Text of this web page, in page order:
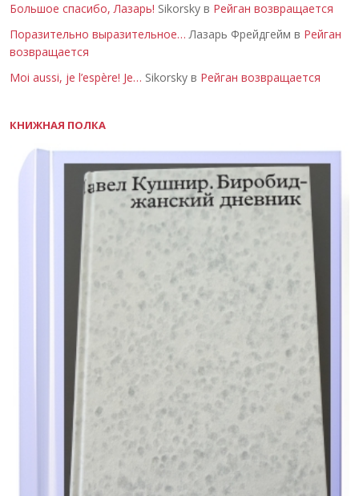
Большое спасибо, Лазарь! Sikorsky в Рейган возвращается
Поразительно выразительное… Лазарь Фрейдгейм в Рейган
возвращается
Moi aussi, je l’espère! Je… Sikorsky в Рейган возвращается
КНИЖНАЯ ПОЛКА